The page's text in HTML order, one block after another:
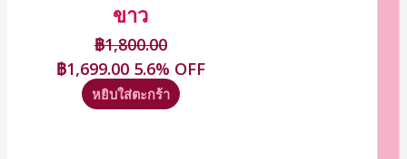
ขาว
฿1,800.00
฿1,699.00 5.6% OFF
หยิบใส่ตะกร้า